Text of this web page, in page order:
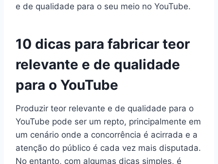
e de qualidade para o seu meio no YouTube.
10 dicas para fabricar teor
relevante e de qualidade
para o YouTube
Produzir teor relevante e de qualidade para o
YouTube pode ser um repto, principalmente em
um cenário onde a concorrência é acirrada e a
atenção do público é cada vez mais disputada.
No entanto, com algumas dicas simples, é